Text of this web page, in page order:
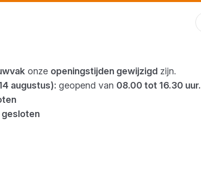
onze openingstijden gewijzigd zijn.
augustus): geopend van 08.00 tot 16.30 uur.
gesloten